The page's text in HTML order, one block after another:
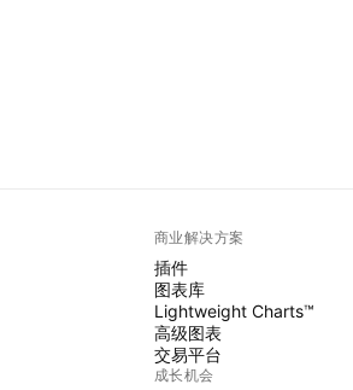
商业解决方案
插件
图表库
Lightweight Charts™
高级图表
交易平台
成长机会